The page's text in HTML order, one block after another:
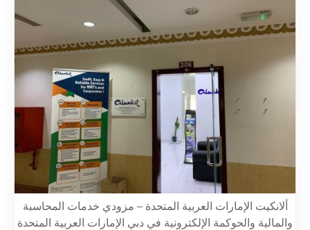
ألانكيت الإمارات العربية المتحدة – مزودي خدمات المحاسبة
والمالية والحوكمة الإلكترونية في دبي الإمارات العربية المتحدة